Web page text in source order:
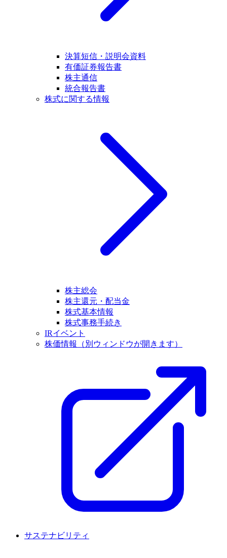
決算短信・説明会資料
有価証券報告書
株主通信
統合報告書
株式に関する情報
株主総会
株主還元・配当金
株式基本情報
株式事務手続き
IRイベント
株価情報
（別ウィンドウが開きます）
サステナビリティ